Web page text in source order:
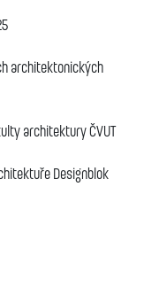
architektonických
architektury ČVUT
Designblok